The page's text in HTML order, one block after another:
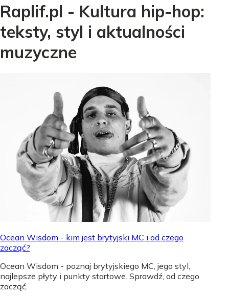
Raplif.pl - Kultura hip-hop:
teksty, styl i aktualności
muzyczne
Ocean Wisdom - kim jest brytyjski MC i od czego
zacząć?
Ocean Wisdom - poznaj brytyjskiego MC, jego styl,
najlepsze płyty i punkty startowe. Sprawdź, od czego
zacząć.